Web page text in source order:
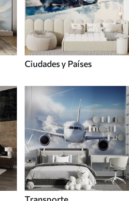
Ciudades y Países